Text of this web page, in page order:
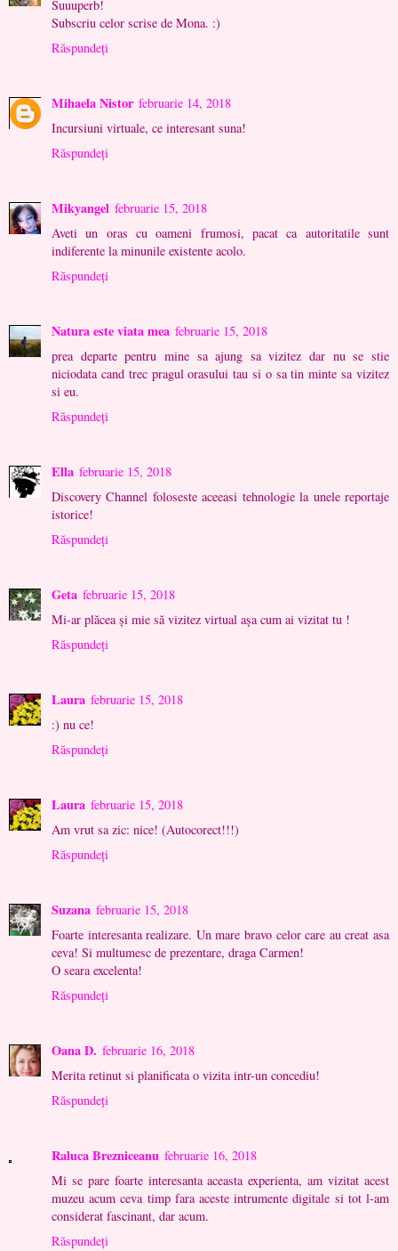
Suuuperb!
Subscriu celor scrise de Mona. :)
Răspundeți
Mihaela Nistor februarie 14, 2018
Incursiuni virtuale, ce interesant suna!
Răspundeți
Mikyangel februarie 15, 2018
Aveti un oras cu oameni frumosi, pacat ca autoritatile sunt
indiferente la minunile existente acolo.
Răspundeți
Natura este viata mea februarie 15, 2018
prea departe pentru mine sa ajung sa vizitez dar nu se stie
niciodata cand trec pragul orasului tau si o sa tin minte sa vizitez
si eu.
Răspundeți
Ella februarie 15, 2018
Discovery Channel foloseste aceeasi tehnologie la unele reportaje
istorice!
Răspundeți
Geta februarie 15, 2018
Mi-ar plăcea şi mie să vizitez virtual aşa cum ai vizitat tu !
Răspundeți
Laura februarie 15, 2018
:) nu ce!
Răspundeți
Laura februarie 15, 2018
Am vrut sa zic: nice! (Autocorect!!!)
Răspundeți
Suzana februarie 15, 2018
Foarte interesanta realizare. Un mare bravo celor care au creat asa
ceva! Si multumesc de prezentare, draga Carmen!
O seara excelenta!
Răspundeți
Oana D. februarie 16, 2018
Merita retinut si planificata o vizita intr-un concediu!
Răspundeți
Raluca Brezniceanu februarie 16, 2018
Mi se pare foarte interesanta aceasta experienta, am vizitat acest
muzeu acum ceva timp fara aceste intrumente digitale si tot l-am
considerat fascinant, dar acum.
Răspundeți